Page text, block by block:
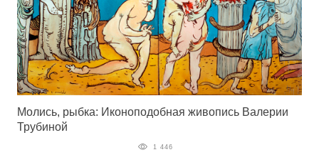
Молись, рыбка: Иконоподобная живопись Валерии
Трубиной
1 446